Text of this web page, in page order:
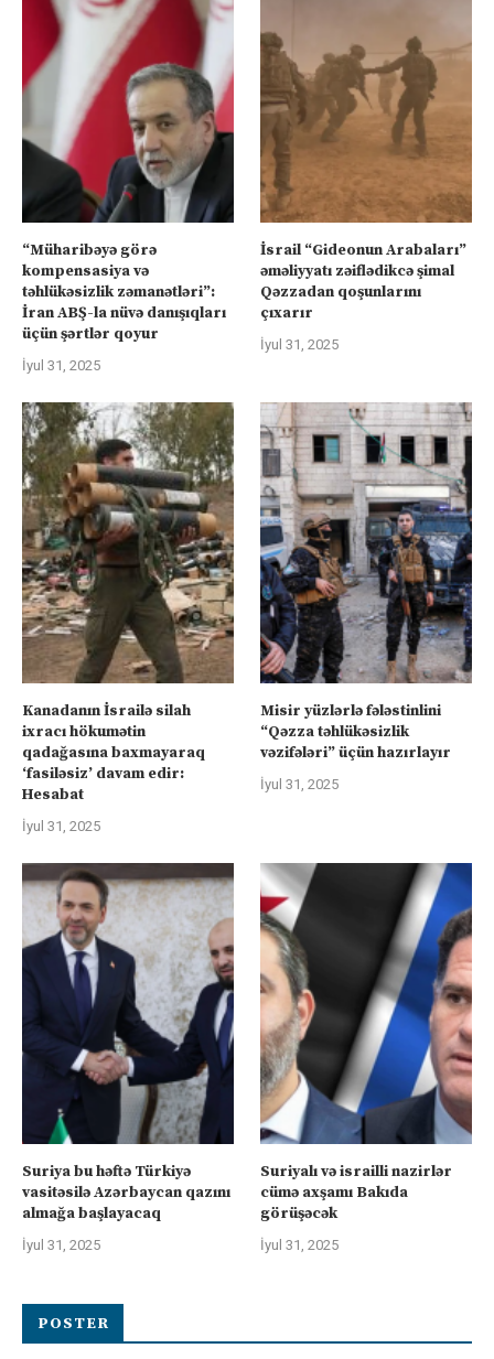
“Müharibəyə görə
kompensasiya və
təhlükəsizlik zəmanətləri”:
İran ABŞ-la nüvə danışıqları
üçün şərtlər qoyur
İyul 31, 2025
İsrail “Gideonun Arabaları”
əməliyyatı zəiflədikcə şimal
Qəzzadan qoşunlarını
çıxarır
İyul 31, 2025
Kanadanın İsrailə silah
ixracı hökumətin
qadağasına baxmayaraq
‘fasiləsiz’ davam edir:
Hesabat
İyul 31, 2025
Misir yüzlərlə fələstinlini
“Qəzza təhlükəsizlik
vəzifələri” üçün hazırlayır
İyul 31, 2025
Suriya bu həftə Türkiyə
vasitəsilə Azərbaycan qazını
almağa başlayacaq
İyul 31, 2025
Suriyalı və israilli nazirlər
cümə axşamı Bakıda
görüşəcək
İyul 31, 2025
POSTER